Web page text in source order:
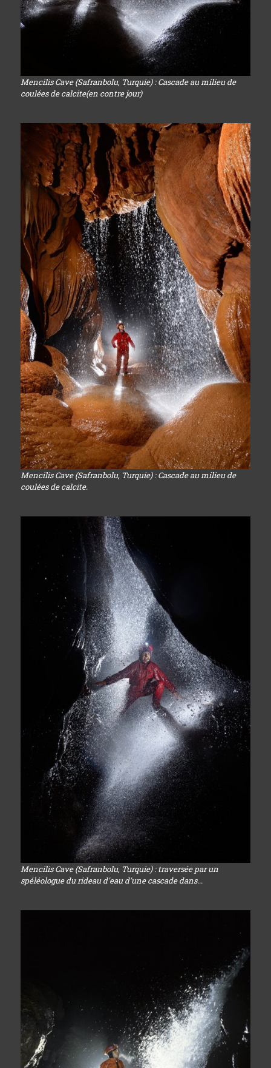
Mencilis Cave (Safranbolu, Turquie) : Cascade au milieu de
coulées de calcite(en contre jour)
Mencilis Cave (Safranbolu, Turquie) : Cascade au milieu de
coulées de calcite.
Mencilis Cave (Safranbolu, Turquie) : traversée par un
spéléologue du rideau d'eau d'une cascade dans...